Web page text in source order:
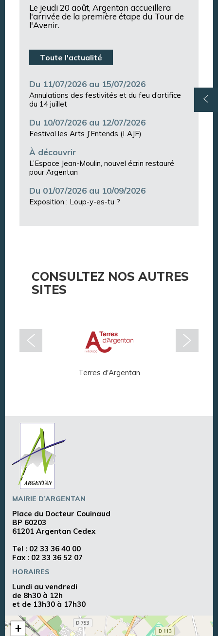
Le jeudi 20 août, Argentan accueillera
l'arrivée de la première étape du Tour de
l'Avenir.
Toute l'actualité
Du 11/07/2026 au 15/07/2026
Annulations des festivités et du feu d’artifice
du 14 juillet
Du 10/07/2026 au 12/07/2026
Festival les Arts J’Entends (LAJE)
À découvrir
L’Espace Jean-Moulin, nouvel écrin restauré
pour Argentan
Du 01/07/2026 au 10/09/2026
Exposition : Loup-y-es-tu ?
CONSULTEZ NOS AUTRES
SITES
Terres d'Argentan
MAIRIE D’ARGENTAN
Place du Docteur Couinaud
BP 60203
61201 Argentan Cedex
Tel : 02 33 36 40 00
Fax : 02 33 36 52 07
HORAIRES
Lundi au vendredi
de 8h30 à 12h
et de 13h30 à 17h30
+